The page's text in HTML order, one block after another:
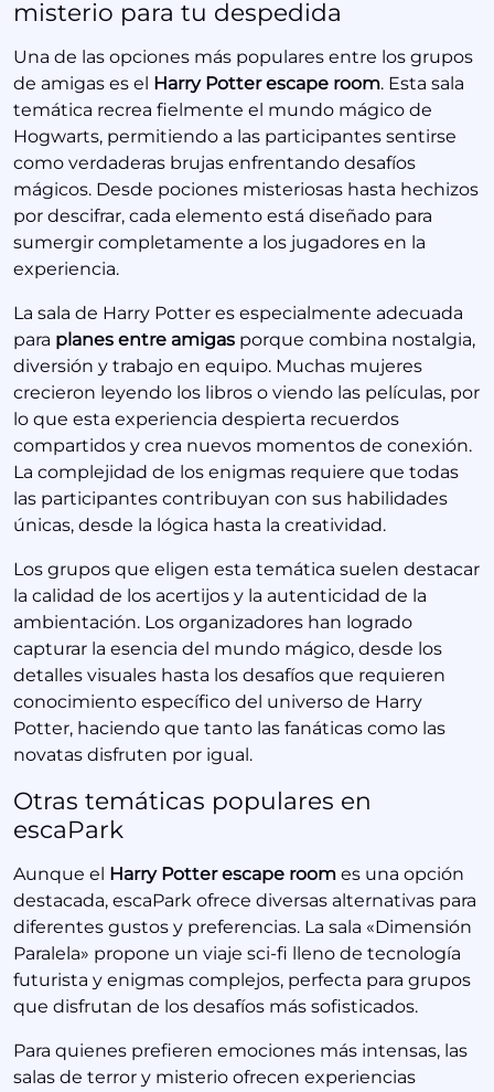
misterio para tu despedida
Una de las opciones más populares entre los grupos
de amigas es el Harry Potter escape room. Esta sala
temática recrea fielmente el mundo mágico de
Hogwarts, permitiendo a las participantes sentirse
como verdaderas brujas enfrentando desafíos
mágicos. Desde pociones misteriosas hasta hechizos
por descifrar, cada elemento está diseñado para
sumergir completamente a los jugadores en la
experiencia.
La sala de Harry Potter es especialmente adecuada
para planes entre amigas porque combina nostalgia,
diversión y trabajo en equipo. Muchas mujeres
crecieron leyendo los libros o viendo las películas, por
lo que esta experiencia despierta recuerdos
compartidos y crea nuevos momentos de conexión.
La complejidad de los enigmas requiere que todas
las participantes contribuyan con sus habilidades
únicas, desde la lógica hasta la creatividad.
Los grupos que eligen esta temática suelen destacar
la calidad de los acertijos y la autenticidad de la
ambientación. Los organizadores han logrado
capturar la esencia del mundo mágico, desde los
detalles visuales hasta los desafíos que requieren
conocimiento específico del universo de Harry
Potter, haciendo que tanto las fanáticas como las
novatas disfruten por igual.
Otras temáticas populares en
escaPark
Aunque el Harry Potter escape room es una opción
destacada, escaPark ofrece diversas alternativas para
diferentes gustos y preferencias. La sala «Dimensión
Paralela» propone un viaje sci-fi lleno de tecnología
futurista y enigmas complejos, perfecta para grupos
que disfrutan de los desafíos más sofisticados.
Para quienes prefieren emociones más intensas, las
salas de terror y misterio ofrecen experiencias